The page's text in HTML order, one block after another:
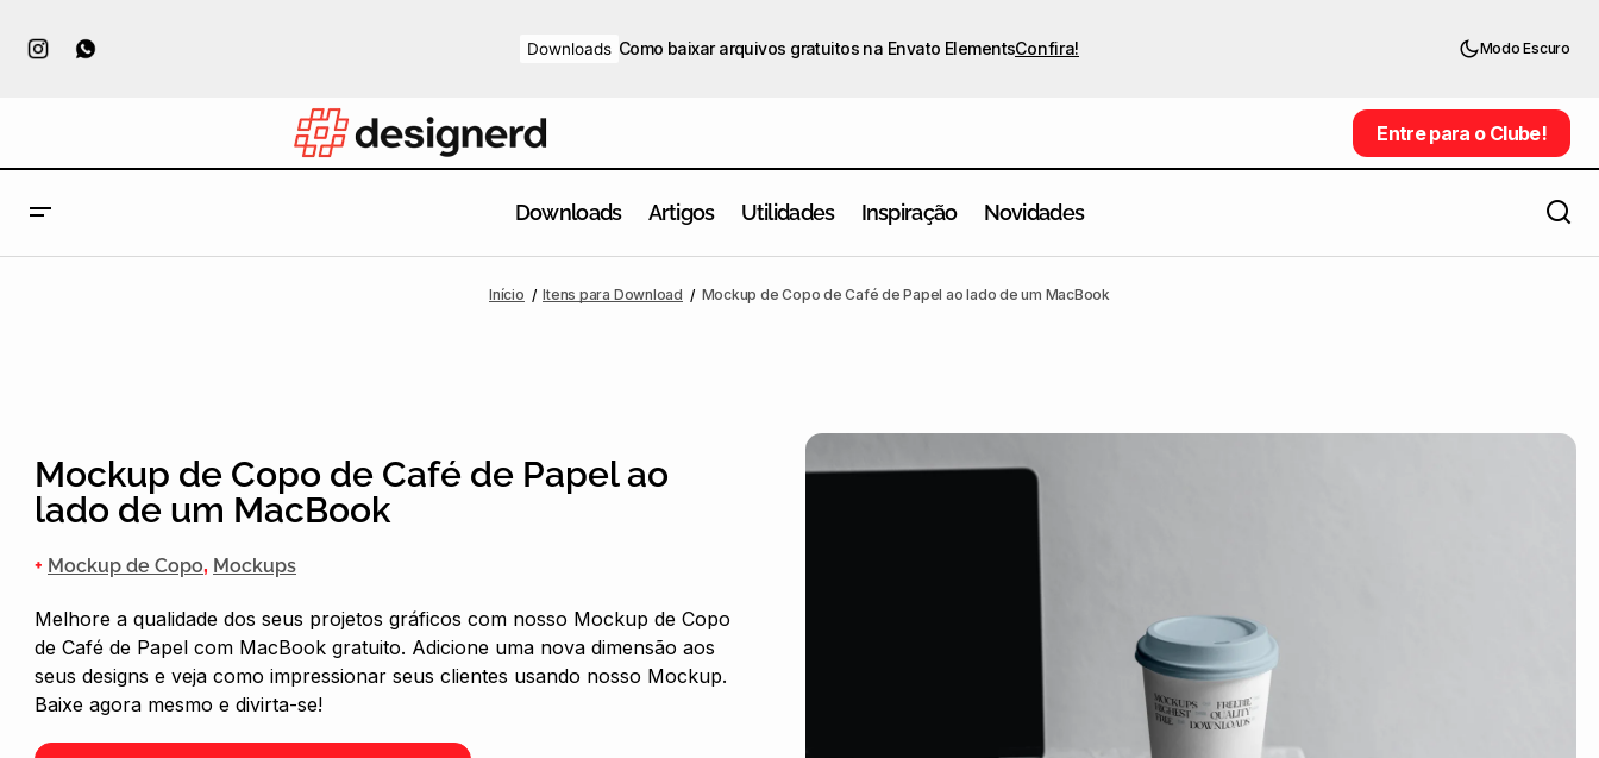
Downloads Como baixar arquivos gratuitos na Envato ElementsConfira! Modo Escuro
Entre para o Clube!
Entre para o Clube!
Downloads Artigos Utilidades Inspiração Novidades
Início Itens para Download Mockup de Copo de Café de Papel ao lado de um MacBook
Mockup de Copo de Café de Papel ao
lado de um MacBook
+ Mockup de Copo, Mockups
Melhore a qualidade dos seus projetos gráficos com nosso Mockup de Copo
de Café de Papel com MacBook gratuito. Adicione uma nova dimensão aos
seus designs e veja como impressionar seus clientes usando nosso Mockup.
Baixe agora mesmo e divirta-se!